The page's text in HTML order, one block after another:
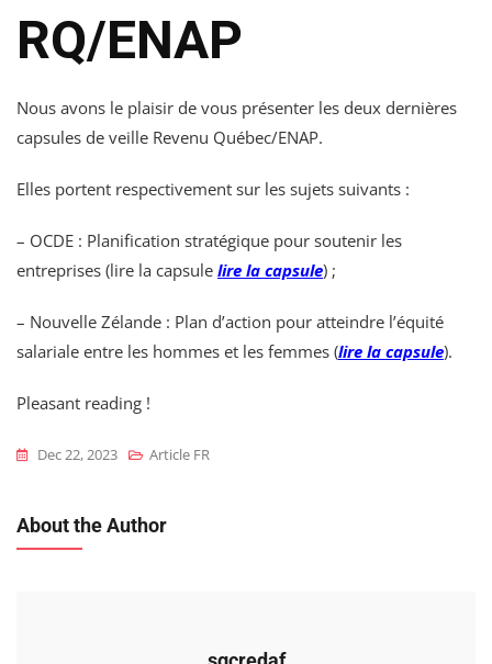
RQ/ENAP
Nous avons le plaisir de vous présenter les deux dernières
capsules de veille Revenu Québec/ENAP.
Elles portent respectivement sur les sujets suivants :
– OCDE : Planification stratégique pour soutenir les
entreprises (lire la capsule lire la capsule) ;
– Nouvelle Zélande : Plan d’action pour atteindre l’équité
salariale entre les hommes et les femmes (lire la capsule).
Pleasant reading !
Dec 22, 2023 Article FR
About the Author